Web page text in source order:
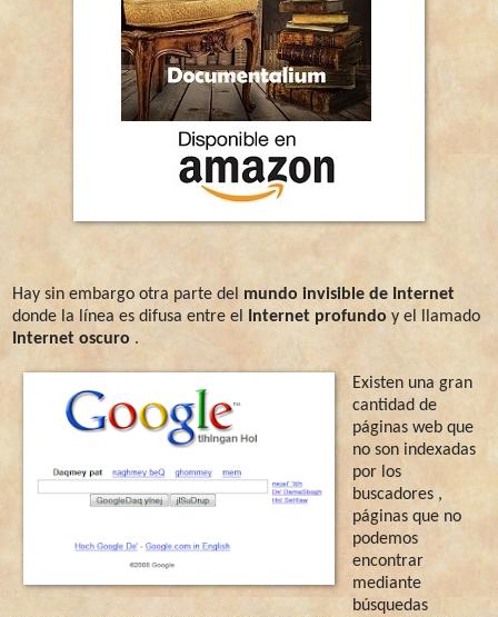
Hay sin embargo otra parte del mundo invisible de Internet
donde la línea es difusa entre el
Internet profundo y el llamado
Internet oscuro .
Existen una gran
cantidad de
páginas web que
no son indexadas
por los
buscadores ,
páginas que no
podemos
encontrar
mediante
búsquedas